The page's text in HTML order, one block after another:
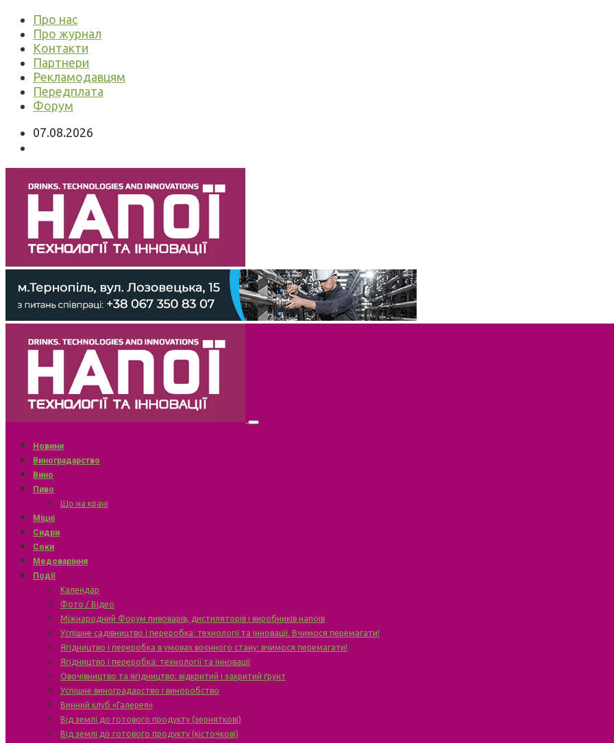
Про нас
Про журнал
Контакти
Партнери
Рекламодавцям
Передплата
Форум
07.08.2026
Новини
Виноградарство
Вино
Пиво
Що на крані
Міцні
Сидри
Соки
Медоваріння
Події
Календар
Фото / Відео
Міжнародний Форум пивоварів, дистиляторів і виробників напоїв
Успішне садівництво і переробка: технології та інновації. Вчимося перемагати!
Ягідництво і переробка в умовах воєнного стану: вчимося перемагати!
Ягідництво і переробка: технології та інновації
Овочівництво та ягідництво: відкритий і закритий ґрунт
Успішне виноградарство і виноробство
Винний клуб «Галерея»
Від землі до готового продукту (зерняткові)
Від землі до готового продукту (кісточкові)